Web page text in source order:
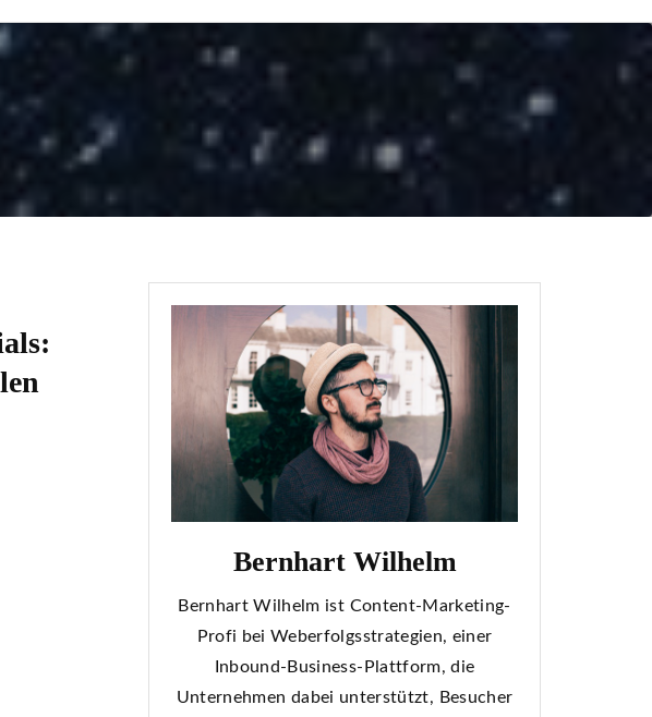
Bernhart Wilhelm
Bernhart Wilhelm ist Content-Marketing-
Profi bei Weberfolgsstrategien, einer
Inbound-Business-Plattform, die
Unternehmen dabei unterstützt, Besucher